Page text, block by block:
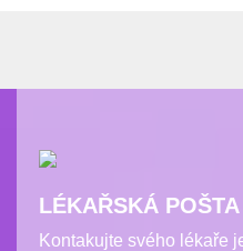
LÉKAŘSKÁ POŠTA
Kontakujte svého lékaře